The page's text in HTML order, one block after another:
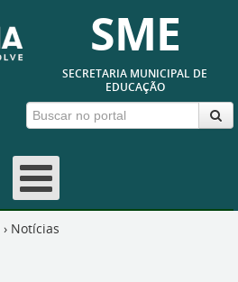
SME
SECRETARIA MUNICIPAL DE
EDUCAÇÃO
› Notícias